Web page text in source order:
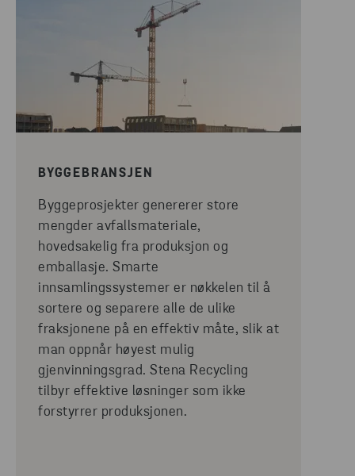
BYGGEBRANSJEN
Byggeprosjekter genererer store
mengder avfallsmateriale,
hovedsakelig fra produksjon og
emballasje. Smarte
innsamlingssystemer er nøkkelen til å
sortere og separere alle de ulike
fraksjonene på en effektiv måte, slik at
man oppnår høyest mulig
gjenvinningsgrad. Stena Recycling
tilbyr effektive løsninger som ikke
forstyrrer produksjonen.